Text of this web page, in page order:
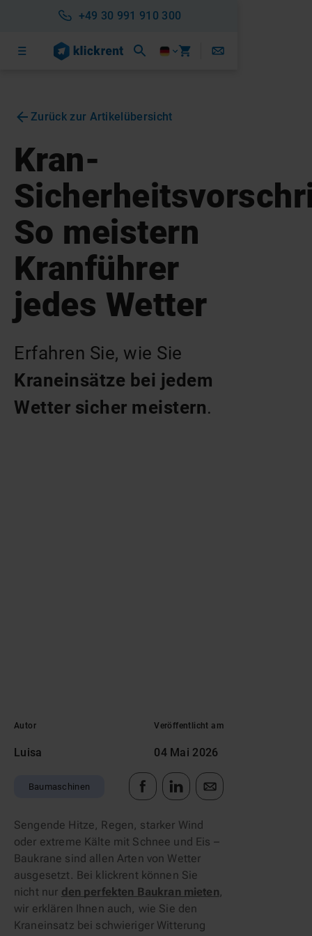
+49 30 991 910 300
Zurück zur Artikelübersicht
Kran-
So meistern
Kranführer
jedes Wetter
Kraneinsätze bei jedem
Wetter sicher meistern.
Autor
Luisa
Veröffentlicht am
04 Mai 2026
Baumaschinen
Sengende Hitze, Regen, starker Wind
oder extreme Kälte mit Schnee und Eis –
Baukrane sind allen Arten von Wetter
ausgesetzt. Bei klickrent können Sie
nicht nur den perfekten Baukran mieten,
wir erklären Ihnen auch, wie Sie den
Kraneinsatz bei schwieriger Witterung